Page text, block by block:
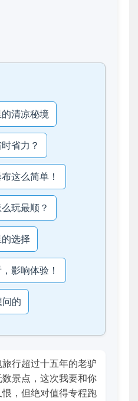
清凉秘境
省力？
这么简单！
玩最顺？
选择
影响体验！
的
行超过十五年的老驴
景点，这次我要和你
，但绝对值得专程跑